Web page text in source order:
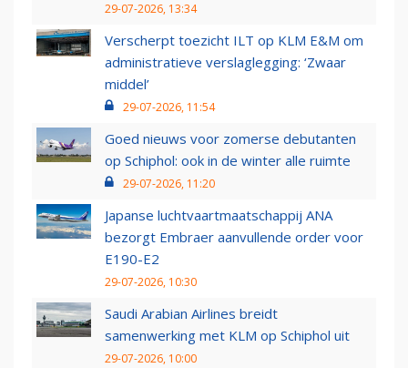
29-07-2026, 13:34
Verscherpt toezicht ILT op KLM E&M om
administratieve verslaglegging: ‘Zwaar
middel’
29-07-2026, 11:54
Goed nieuws voor zomerse debutanten
op Schiphol: ook in de winter alle ruimte
29-07-2026, 11:20
Japanse luchtvaartmaatschappij ANA
bezorgt Embraer aanvullende order voor
E190-E2
29-07-2026, 10:30
Saudi Arabian Airlines breidt
samenwerking met KLM op Schiphol uit
29-07-2026, 10:00